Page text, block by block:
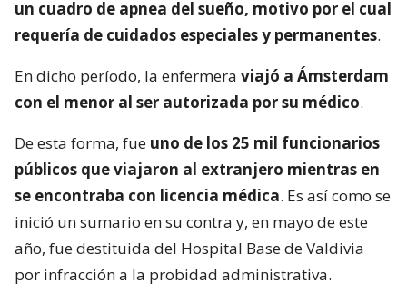
un cuadro de apnea del sueño, motivo por el cual
requería de cuidados especiales y permanentes.
En dicho período, la enfermera viajó a Ámsterdam
con el menor al ser autorizada por su médico.
De esta forma, fue uno de los 25 mil funcionarios
públicos que viajaron al extranjero mientras en
se encontraba con licencia médica. Es así como se
inició un sumario en su contra y, en mayo de este
año, fue destituida del Hospital Base de Valdivia
por infracción a la probidad administrativa.